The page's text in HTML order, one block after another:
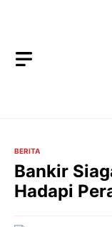
BERITA
Bankir
Hadapi